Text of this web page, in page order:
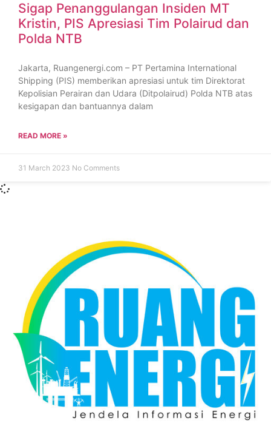
Sigap Penanggulangan Insiden MT
Kristin, PIS Apresiasi Tim Polairud dan
Polda NTB
Jakarta, Ruangenergi.com – PT Pertamina International
Shipping (PIS) memberikan apresiasi untuk tim Direktorat
Kepolisian Perairan dan Udara (Ditpolairud) Polda NTB atas
kesigapan dan bantuannya dalam
READ MORE »
31 March 2023 No Comments